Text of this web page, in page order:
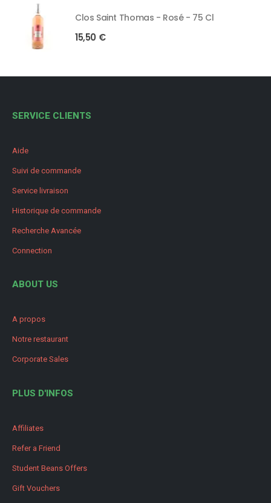
Clos Saint Thomas - Rosé - 75 Cl
15,50 €
SERVICE CLIENTS
Aide
Suivi de commande
Service livraison
Historique de commande
Recherche Avancée
Connection
ABOUT US
A propos
Notre restaurant
Corporate Sales
PLUS D'INFOS
Affiliates
Refer a Friend
Student Beans Offers
Gift Vouchers